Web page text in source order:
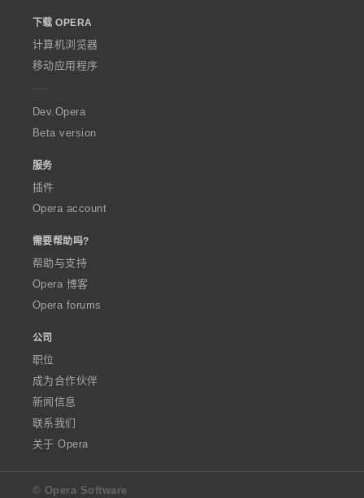
w
O
p
e
a
下载 OPERA
计算机浏览器
移动应用程序
Dev.Opera
Beta version
服务
插件
Opera account
需要帮助吗?
帮助与支持
Opera 博客
Opera forums
公司
职位
成为合作伙伴
新闻信息
联系我们
关于 Opera
© Opera Software